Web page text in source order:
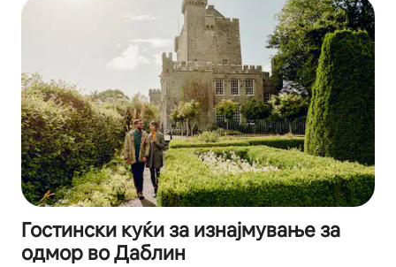
Гостински куќи за изнајмување за
одмор во Даблин